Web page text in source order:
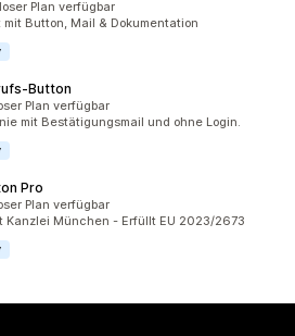
Plan verfügbar
Button, Mail & Dokumentation
Plan verfügbar
mit Bestätigungsmail und ohne Login.
Pro
Plan verfügbar
Kanzlei München - Erfüllt EU 2023/2673